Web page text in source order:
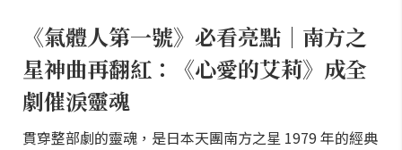
《氣體人第一號》必看亮點｜南方之
星神曲再翻紅：《心愛的艾莉》成全
劇催淚靈魂
貫穿整部劇的靈魂，是日本天團南方之星 1979 年的經典